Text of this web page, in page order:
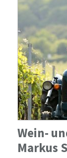
Wein-
Markus